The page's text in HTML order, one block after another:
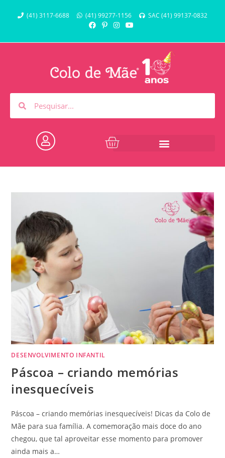
(41) 3117-6688 (41) 99277-1156 SAC (41) 99137-0832
DESENVOLVIMENTO INFANTIL
Páscoa – criando memórias
inesquecíveis
Páscoa – criando memórias inesquecíveis! Dicas da Colo de
Mãe para sua família. A comemoração mais doce do ano
chegou, que tal aproveitar esse momento para promover
ainda mais a…